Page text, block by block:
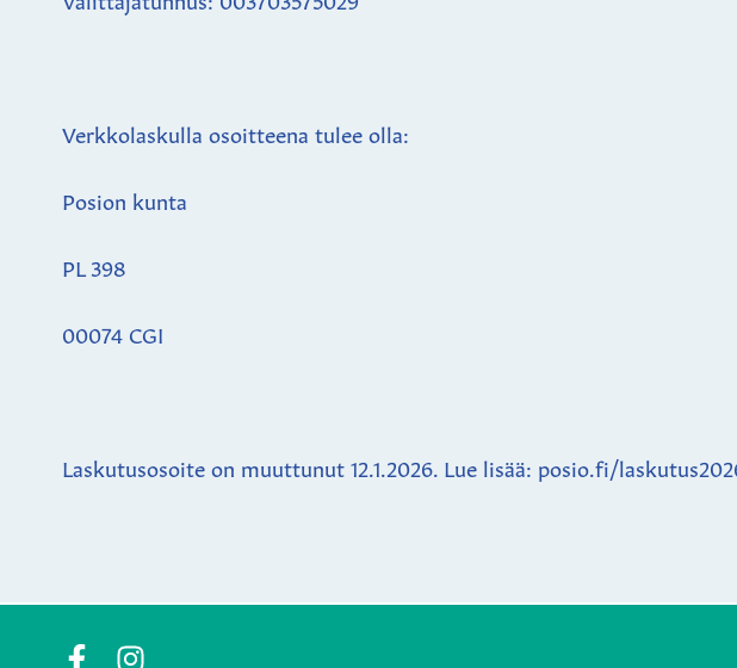
Verkkolaskulla osoitteena tulee olla:
Posion kunta
PL 398
00074 CGI
Laskutusosoite on muuttunut 12.1.2026. Lue lisää: posio.fi/